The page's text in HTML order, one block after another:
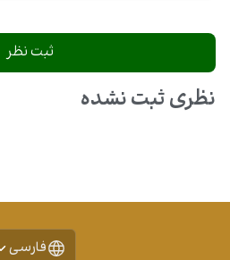
نظری ثبت نشده
فارسی